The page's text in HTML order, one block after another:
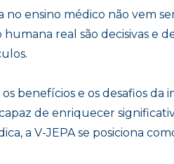
ensino médico não vem
real são decisivas e
benefícios e os desafios da
de enriquecer
a V-JEPA se posiciona